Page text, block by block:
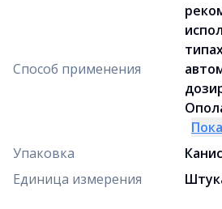
Способ применения
Упаковка
Единица измерения